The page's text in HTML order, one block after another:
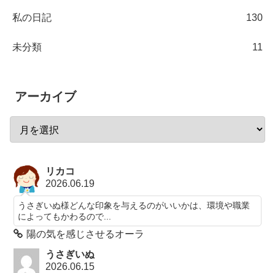
私の日記 130
未分類 11
アーカイブ
リカコ
2026.06.19
うさぎいぬ様どんな印象を与えるのがいいかは、環境や職業
によってもかわるので...
陽の気を感じさせるオーラ
うさぎいぬ
2026.06.15